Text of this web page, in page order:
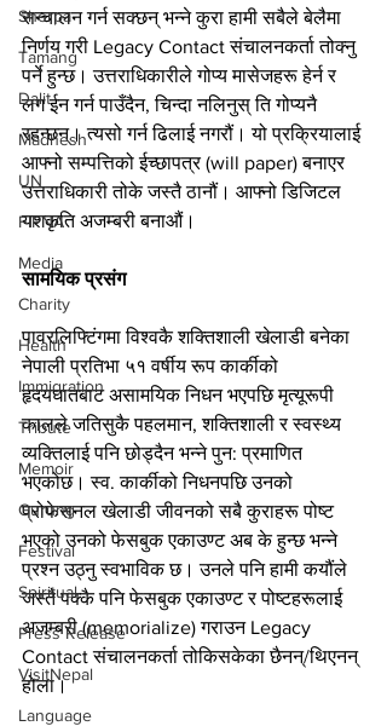
Sherpa
Tamang
Dalit
Madhesh
UN
FIPNA
Media
Charity
Health
Immigration
Tribute
Memoir
Gurung
Festival
Spiritual
Press Release
VisitNepal
Language
सन्चालन गर्न सक्छन् भन्ने कुरा हामी सबैले बेलैमा
निर्णय गरी Legacy Contact संचालनकर्ता तोक्नु
पर्ने हुन्छ। उत्तराधिकारीले गोप्य मासेजहरू हेर्न र
लग ईन गर्न पाउँदैन, चिन्दा नलिनुस् ति गोप्यनै
रहन्छन्। त्यसो गर्न ढिलाई नगरौं। यो प्रक्रियालाई
आफ्नो सम्पत्तिको ईच्छापत्र (will paper) बनाएर
उत्तराधिकारी तोके जस्तै ठानौं। आफ्नो डिजिटल
यशकृति अजम्बरी बनाऔं।
सामयिक प्रसंग
पावरलिफ्टिंगमा विश्वकै शक्तिशाली खेलाडी बनेका
नेपाली प्रतिभा ५१ वर्षीय रूप कार्कीको
हृदयघातबाट असामयिक निधन भएपछि मृत्यूरूपी
कालले जतिसुकै पहलमान, शक्तिशाली र स्वस्थ्य
व्यक्तिलाई पनि छोड्दैन भन्ने पुन: प्रमाणित
भएकोछ। स्व. कार्कीको निधनपछि उनको
प्रोफेसनल खेलाडी जीवनको सबै कुराहरू पोष्ट
भएको उनको फेसबुक एकाउण्ट अब के हुन्छ भन्ने
प्रश्न उठ्नु स्वभाविक छ। उनले पनि हामी कयौंले
जस्तै पक्कै पनि फेसबुक एकाउण्ट र पोष्टहरूलाई
अजम्बरी (memorialize) गराउन Legacy
Contact संचालनकर्ता तोकिसकेका छैनन्/थिएनन्
होला।